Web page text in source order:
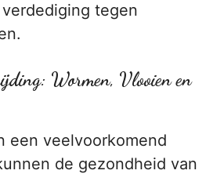
tegen
Wormen, Vlooien en
een veelvoorkomend
de gezondheid van